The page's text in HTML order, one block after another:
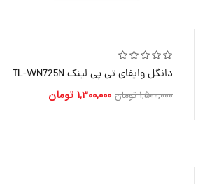
دانگل وایفای تی پی لینک TL-WN725N
1,500,000تومان 1,300,000 تومان